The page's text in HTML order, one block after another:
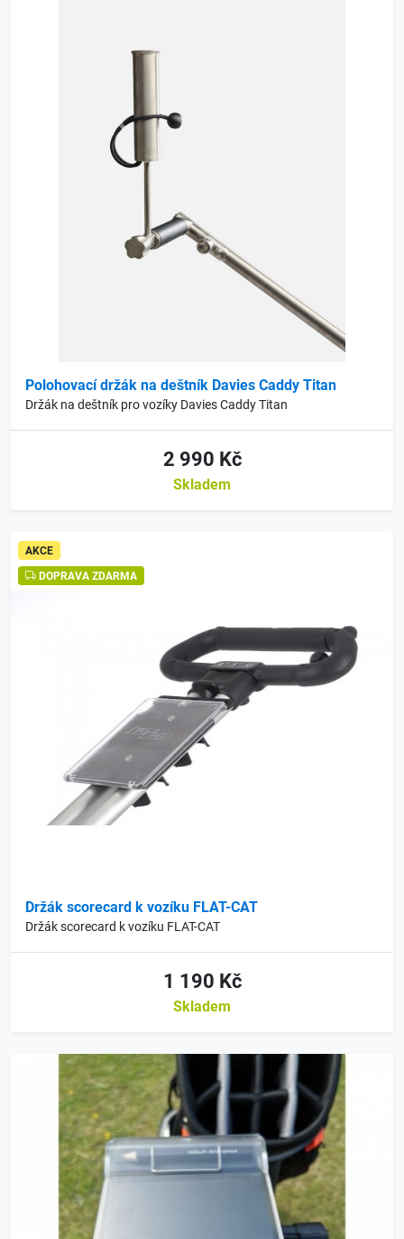
Polohovací držák na deštník Davies Caddy Titan
Držák na deštník pro vozíky Davies Caddy Titan
2 990 Kč
Skladem
AKCE
DOPRAVA ZDARMA
Držák scorecard k vozíku FLAT-CAT
Držák scorecard k vozíku FLAT-CAT
1 190 Kč
Skladem